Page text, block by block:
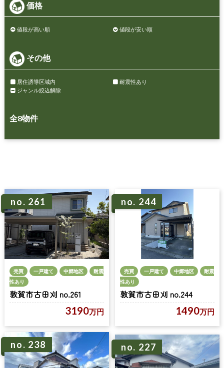
価格
値段が高い順 値段が安い順
その他
居住誘導区域内
耐震性あり
ジャンル絞込解除
全8物件
no. 261
売買 一戸建て 中郷地区
耐震
性あり
敦賀市古田刈 no.261
3190万円
no. 244
売買 一戸建て 中郷地区
耐震
性あり
敦賀市古田刈 no.244
1490万円
no. 238 no. 227